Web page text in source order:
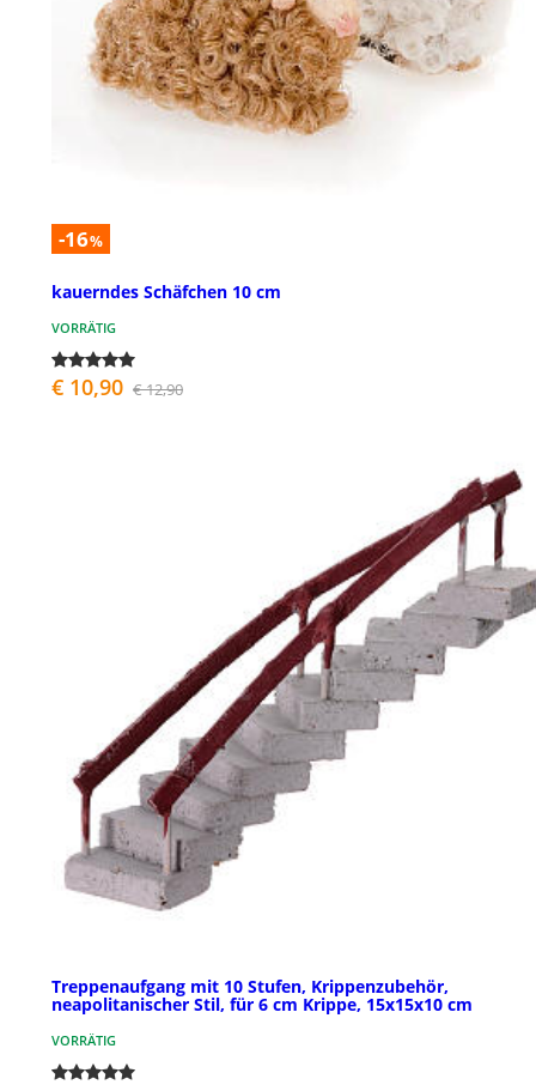
-16%
kauerndes Schäfchen 10 cm
VORRÄTIG
€ 10,90 € 12,90
Treppenaufgang mit 10 Stufen, Krippenzubehör,
neapolitanischer Stil, für 6 cm Krippe, 15x15x10 cm
VORRÄTIG